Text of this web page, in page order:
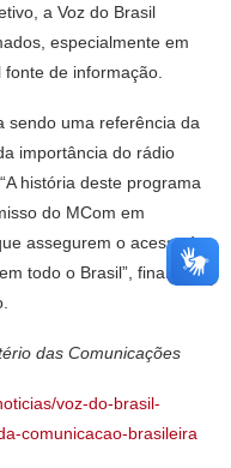
a Voz do Brasil
especialmente em
de informação.
sendo uma referência da
importância do rádio
história deste programa
do MCom em
assegurem o acesso à
todo o Brasil”, finalizou
das Comunicações
voz-do-brasil-
comunicacao-brasileira